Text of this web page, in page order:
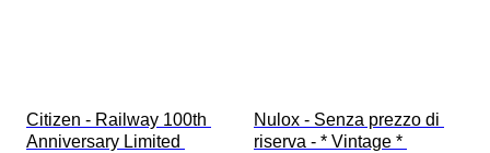
Citizen - Railway 100th
Anniversary Limited
Nulox - Senza prezzo di
riserva - * Vintage *